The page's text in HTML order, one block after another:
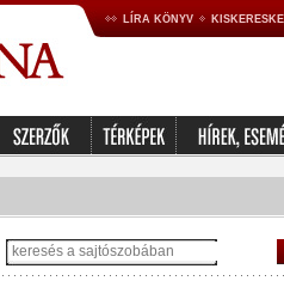
LÍRA KÖNYV